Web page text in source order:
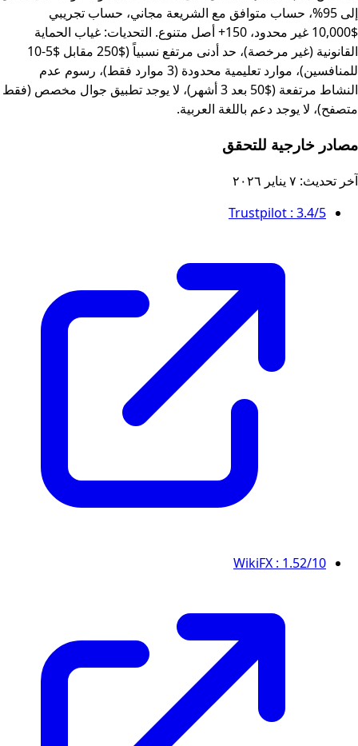
إلى 95%، حساب متوافق مع الشريعة مجاني، حساب تجريبي
$10,000 غير محدود، 150+ أصل متنوع. التحديات: غياب الحماية
القانونية (غير مرخصة)، حد أدنى مرتفع نسبياً ($250 مقابل $5-10
للمنافسين)، موارد تعليمية محدودة (3 موارد فقط)، رسوم عدم
النشاط مرتفعة ($50 بعد 3 أشهر)، لا يوجد تطبيق جوال مخصص (فقط
متصفح)، لا يوجد دعم باللغة العربية.
مصادر خارجية للتحقق
آخر تحديث: ٧ يناير ٢٠٢٦
Trustpilot : 3.4/5
WikiFX : 1.52/10